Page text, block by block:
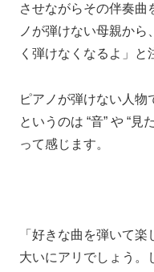
させながらその伴奏曲
ノが弾けない母親から
く弾けなくなるよ」と
ピアノが弾けない人物
というのは “音” や “見
って感じます。
「好きな曲を弾いて楽
大いにアリでしょう。